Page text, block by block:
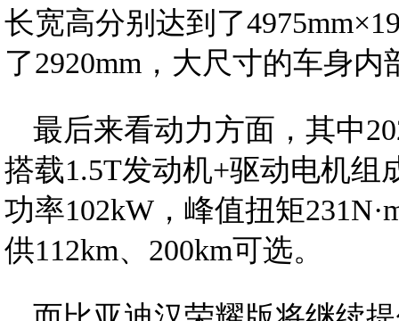
长宽高分别达到了
了2920mm，大尺寸的车身
最后来看动力方面，其中
搭载1.5T发动机+驱动电机组
功率102kW，峰值扭矩
供112km、200km可选。